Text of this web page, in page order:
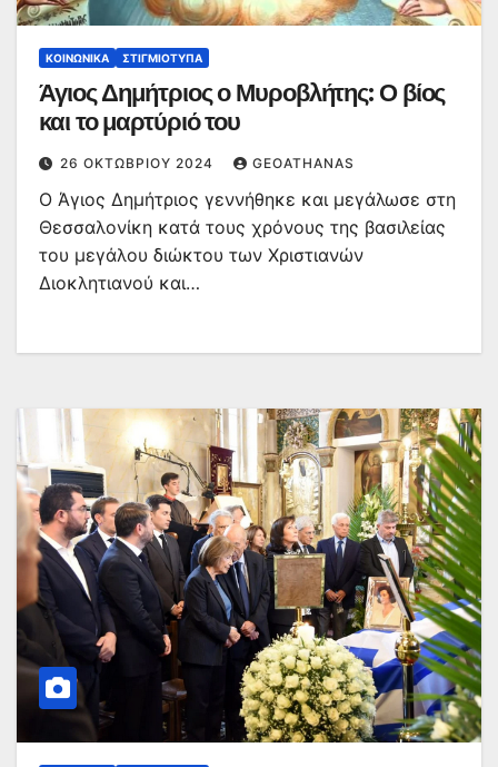
ΚΟΙΝΩΝΙΚΆ ΣΤΙΓΜΙΌΤΥΠΑ
Άγιος Δημήτριος ο Μυροβλήτης: Ο βίος
και το μαρτύριό του
26 ΟΚΤΩΒΡΊΟΥ 2024 GEOATHANAS
Ο Άγιος Δημήτριος γεννήθηκε και μεγάλωσε στη
Θεσσαλονίκη κατά τους χρόνους της βασιλείας
του μεγάλου διώκτου των Χριστιανών
Διοκλητιανού και…